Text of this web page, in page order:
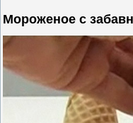
Мороженое с